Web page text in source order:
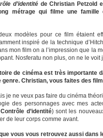
d’identitéde Christian Petzold
métrage qui filme une
modèles pour ce film étaient
inspiré de la technique
mon film on a l’impression que la
Nosferatu non plus, on ne le
de cinéma est très importante
Christian, vous faites des
je ne veux pas faire du cinéma
des personnages avec mes
Contrôle d’identité) sont les
de leur corps comme avant.
vous vous retrouvez aussi dans